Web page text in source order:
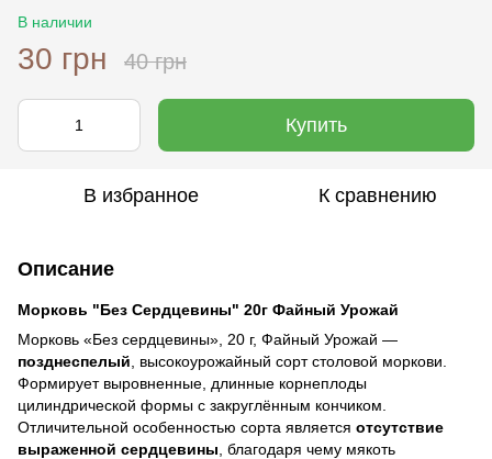
В наличии
30 грн 40 грн
Купить
В избранное К сравнению
Описание
Морковь "Без Сердцевины" 20г Файный Урожай
Морковь «Без сердцевины», 20 г, Файный Урожай —
позднеспелый , высокоурожайный сорт столовой моркови.
Формирует выровненные, длинные корнеплоды
цилиндрической формы с закруглённым кончиком.
Отличительной особенностью сорта является отсутствие
выраженной сердцевины , благодаря чему мякоть